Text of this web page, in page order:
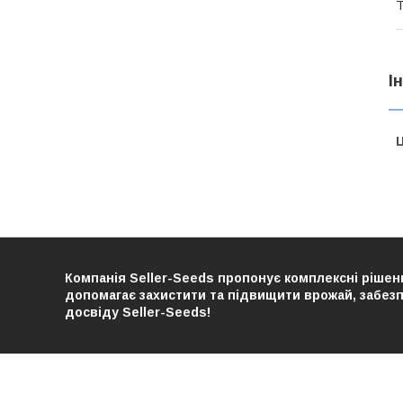
Компанія Seller-Seeds пропонує комплексні
допомагає захистити та підвищити врожай,
досвіду Seller-Seeds!